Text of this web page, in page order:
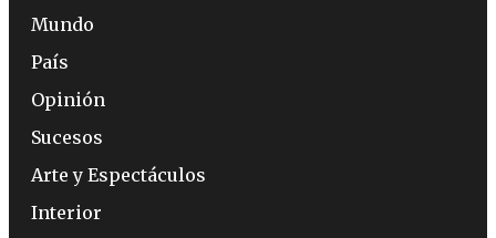
Mundo
País
Opinión
Sucesos
Arte y Espectáculos
Interior